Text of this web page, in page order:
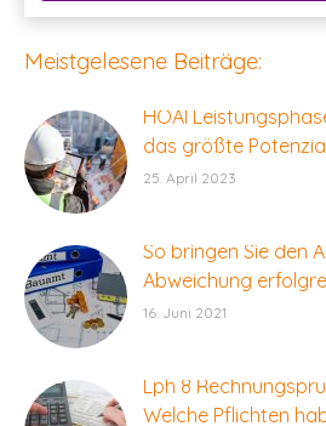
Meistgelesene Beiträge:
HOAI
das größte
25. April 2023
So bringen Sie den
Abweichung
16. Juni 2021
Lph 8
Welche Pflichten